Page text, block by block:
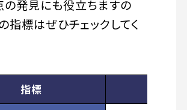
発見にも役立ちますの
指標はぜひチェックしてく
指標